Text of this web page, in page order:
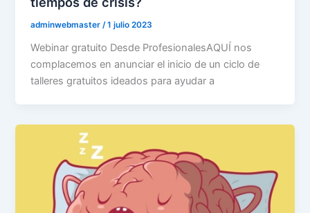
adminwebmaster/1 julio 2023
Webinar gratuito Desde ProfesionalesAQUÍ nos
complacemos en anunciar el inicio de un ciclo de
talleres gratuitos ideados para ayudar a